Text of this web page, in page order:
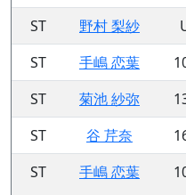
ST
野村 梨紗
ST
手嶋 恋葉
ST
菊池 紗弥
ST
谷 芹奈
ST
手嶋 恋葉